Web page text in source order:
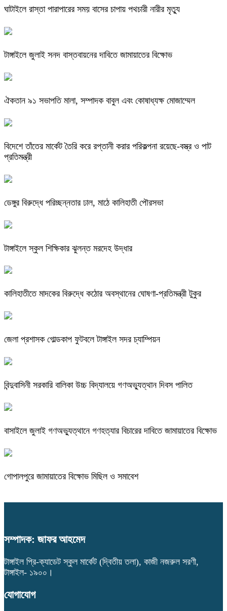
ঘাটাইলে রাস্তা পারাপারের সময় বাসের চাপায় পথচারী নারীর মৃত্যু
টাঙ্গাইলে জুলাই সনদ বাস্তবায়নের দাবিতে জামায়াতের বিক্ষোভ
ঐকতান ৯১ সভাপতি মালা, সম্পাদক বাবুল এবং কোষাধ্যক্ষ মোজাম্মেল
বিদেশে তাঁতের মার্কেট তৈরি করে রপ্তানী করার পরিকল্পনা রয়েছে-বস্ত্র ও পাট
প্রতিমন্ত্রী
ডেঙ্গুর বিরুদ্ধে পরিচ্ছন্নতার ঢাল, মাঠে কালিহাতী পৌরসভা
টাঙ্গাইলে স্কুল শিক্ষিকার ঝুলন্ত মরদেহ উদ্ধার
কালিহাতীতে মাদকের বিরুদ্ধে কঠোর অবস্থানের ঘোষণা-প্রতিমন্ত্রী টুকুর
জেলা প্রশাসক গোল্ডকাপ ফুটবলে টাঙ্গাইল সদর চ্যাম্পিয়ন
বিন্দুবাসিনী সরকারি বালিকা উচ্চ বিদ্যালয়ে গণঅভ্যুত্থান দিবস পালিত
বাসাইলে জুলাই গণঅভ্যুত্থানে গণহত্যার বিচারের দাবিতে জামায়াতের বিক্ষোভ
গোপালপুরে জামায়াতের বিক্ষোভ মিছিল ও সমাবেশ
সম্পাদক: জাফর আহমেদ
টাঙ্গাইল প্রি-ক্যাডেট স্কুল মার্কেট (দ্বিতীয় তলা), কাজী নজরুল সরণী,
টাঙ্গাইল- ১৯০০।
যোগাযোগ